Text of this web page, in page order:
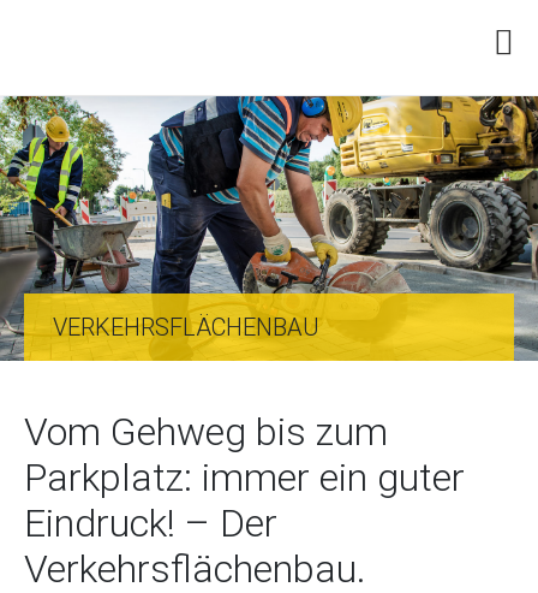
VERKEHRSFLÄCHENBAU
Vom Gehweg bis zum
Parkplatz: immer ein guter
Eindruck! – Der
Verkehrsflächenbau.